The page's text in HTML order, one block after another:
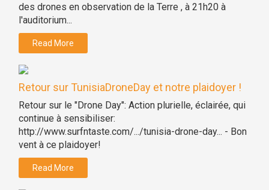
des drones en observation de la Terre , à 21h20 à
l'auditorium...
Read More
Retour sur TunisiaDroneDay et notre plaidoyer !
Retour sur le "Drone Day": Action plurielle, éclairée, qui
continue à sensibiliser:
http://www.surfntaste.com/.../tunisia-drone-day... - Bon
vent à ce plaidoyer!
Read More